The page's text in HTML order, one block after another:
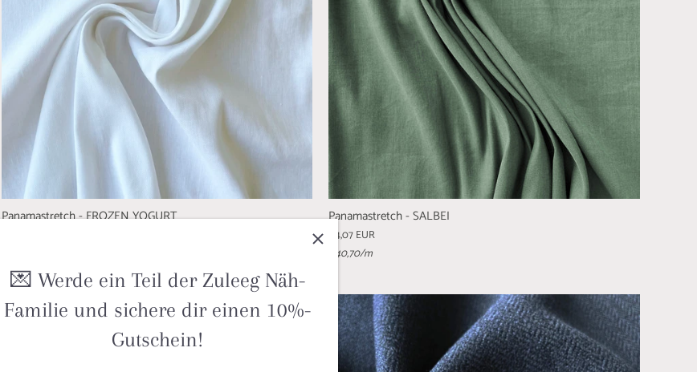
Panamastretch - FROZEN YOGURT Panamastretch - SALBEI
€4,07 EUR
€40,70/m
💌 Werde ein Teil der Zuleeg Näh-
Familie und sichere dir einen 10%-
Gutschein!